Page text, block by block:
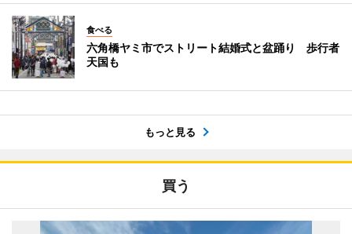
食べる
六角橋ヤミ市でストリート結婚式と盆踊り 歩行者
天国も
もっと見る
買う